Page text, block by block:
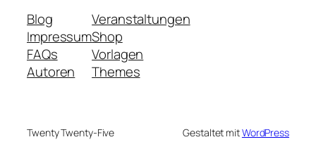
Blog
Impressum
FAQs
Autoren
Veranstaltungen
Shop
Vorlagen
Themes
Twenty Twenty-Five Gestaltet mitWordPress